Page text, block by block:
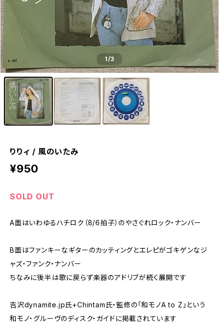
1/3
りりィ / 風のいたみ
¥950
SOLD OUT
A面はいわゆるハチロク（8/6拍子）のやさぐれロック・ナンバー
B面はファンキーなギターのカッティングとエレピがゴキゲンなジ
ャズ・ファンク・ナンバー
ちなみに後半は歌に戻らず楽器のアドリブが続く展開です
吉沢dynamite.jp氏+Chintam氏・監修の｢和モノA to Z｣という
和モノ・グルーヴのディスク・ガイドに掲載されています